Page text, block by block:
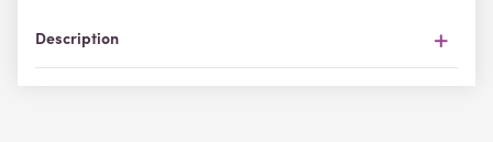
Description